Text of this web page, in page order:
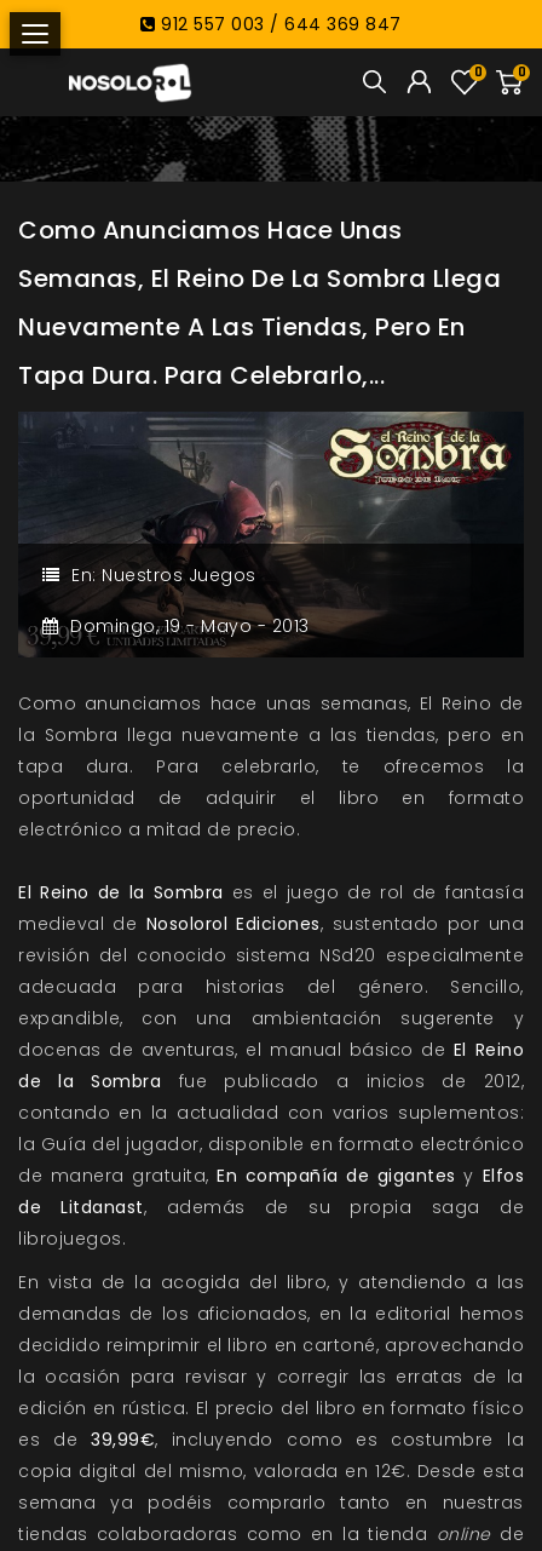
912 557 003 / 644 369 847
0
0
Como Anunciamos Hace Unas
Semanas, El Reino De La Sombra Llega
Nuevamente A Las Tiendas, Pero En
Tapa Dura. Para Celebrarlo,...
En: Nuestros Juegos
Domingo,19 -Mayo -2013
Como anunciamos hace unas semanas, El Reino de
la Sombra llega nuevamente a las tiendas, pero en
tapa dura. Para celebrarlo, te ofrecemos la
oportunidad de adquirir el libro en formato
electrónico a mitad de precio.
El Reino de la Sombra es el juego de rol de fantasía
medieval de Nosolorol Ediciones, sustentado por una
revisión del conocido sistema NSd20 especialmente
adecuada para historias del género. Sencillo,
expandible, con una ambientación sugerente y
docenas de aventuras, el manual básico de El Reino
de la Sombra fue publicado a inicios de 2012,
contando en la actualidad con varios suplementos:
la Guía del jugador, disponible en formato electrónico
de manera gratuita,En compañía de gigantes y Elfos
de Litdanast, además de su propia saga de
librojuegos.
En vista de la acogida del libro, y atendiendo a las
demandas de los aficionados, en la editorial hemos
decidido reimprimir el libro en cartoné, aprovechando
la ocasión para revisar y corregir las erratas de la
edición en rústica. El precio del libro en formato físico
es de39,99€, incluyendo como es costumbre la
copia digital del mismo, valorada en 12€. Desde esta
semana ya podéis comprarlo tanto en nuestras
tiendas colaboradoras como en la tienda onlinede